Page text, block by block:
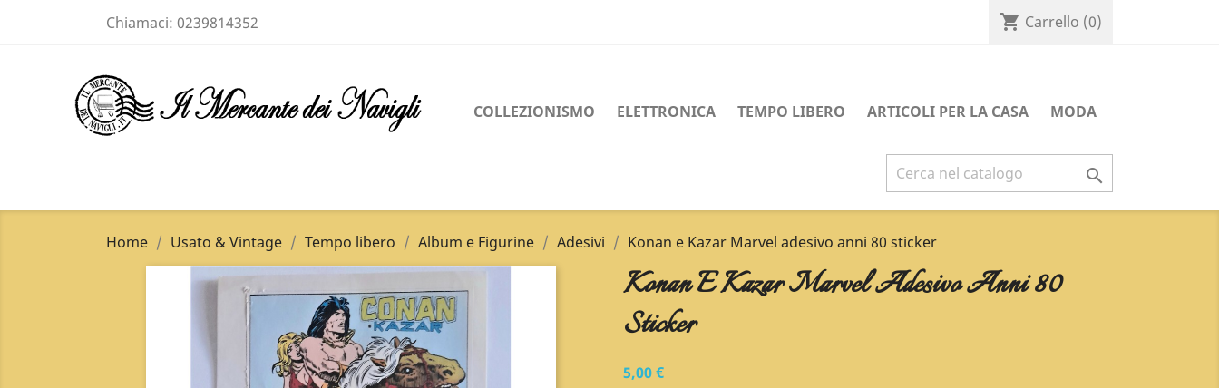
Chiamaci: 0239814352 shopping_cart Carrello (0)
COLLEZIONISMO ELETTRONICA TEMPO LIBERO ARTICOLI PER LA CASA MODA

Home Usato & Vintage Tempo libero Album e Figurine Adesivi Konan e Kazar Marvel adesivo anni 80 sticker
Konan E Kazar Marvel Adesivo Anni 80
Sticker
5,00 €